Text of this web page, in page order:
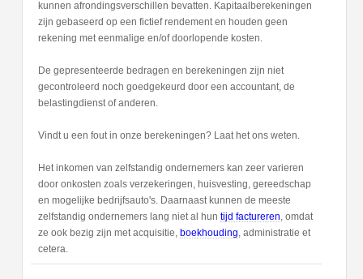
kunnen afrondingsverschillen bevatten. Kapitaalberekeningen
zijn gebaseerd op een fictief rendement en houden geen
rekening met eenmalige en/of doorlopende kosten.
De gepresenteerde bedragen en berekeningen zijn niet
gecontroleerd noch goedgekeurd door een accountant, de
belastingdienst of anderen.
Vindt u een fout in onze berekeningen? Laat het ons weten.
Het inkomen van zelfstandig ondernemers kan zeer varieren
door onkosten zoals verzekeringen, huisvesting, gereedschap
en mogelijke bedrijfsauto's. Daarnaast kunnen de meeste
zelfstandig ondernemers lang niet al hun tijd factureren, omdat
ze ook bezig zijn met acquisitie, boekhouding, administratie et
cetera.